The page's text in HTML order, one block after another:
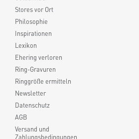
Stores vor Ort
Philosophie
Inspirationen
Lexikon
Ehering verloren
Ring-Gravuren
Ringgröße ermitteln
Newsletter
Datenschutz
AGB
Versand und
Zahlungsbedingungen